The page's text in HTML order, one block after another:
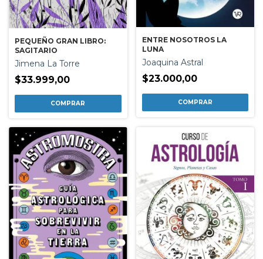
PEQUEÑO GRAN LIBRO:
SAGITARIO
Jimena La Torre
$33.999,00
ENTRE NOSOTROS LA
LUNA
Joaquina Astral
$23.000,00